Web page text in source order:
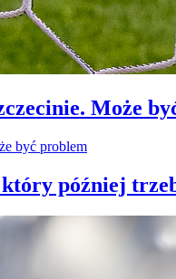
Może
później